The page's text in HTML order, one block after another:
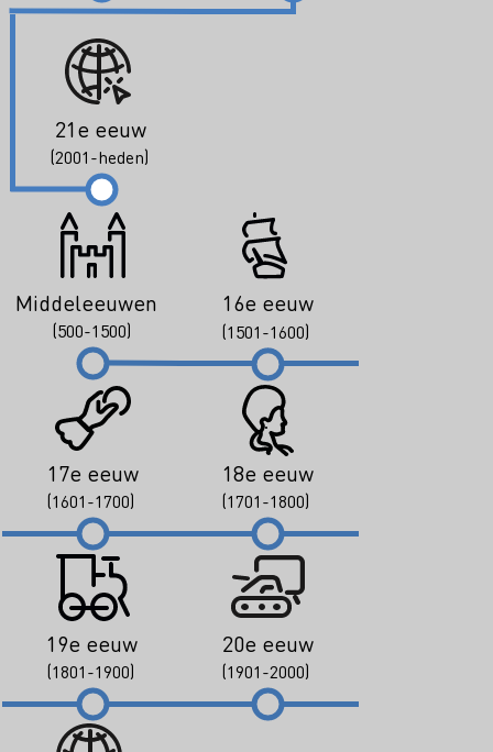
21e eeuw
(2001-heden)
Middeleeuwen
(500-1500)
16e eeuw
(1501-1600)
17e eeuw
(1601-1700)
18e eeuw
(1701-1800)
19e eeuw
(1801-1900)
20e eeuw
(1901-2000)